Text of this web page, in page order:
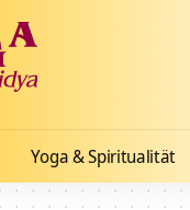
Yoga & Spiritualität